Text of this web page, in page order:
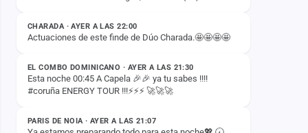
CHARADA · AYER A LAS 22:00
Actuaciones de este finde de Dúo Charada.🤩🤩🤩🤩
ESTADO
EL COMBO DOMINICANO · AYER A LAS 21:30
Esta noche 00:45 A Capela 🎉🎉 ya tu sabes !!!!
#coruña ENERGY TOUR !!!⚡️⚡️⚡️ 🚀🚀🚀
ESTADO
PARIS DE NOIA · AYER A LAS 21:07